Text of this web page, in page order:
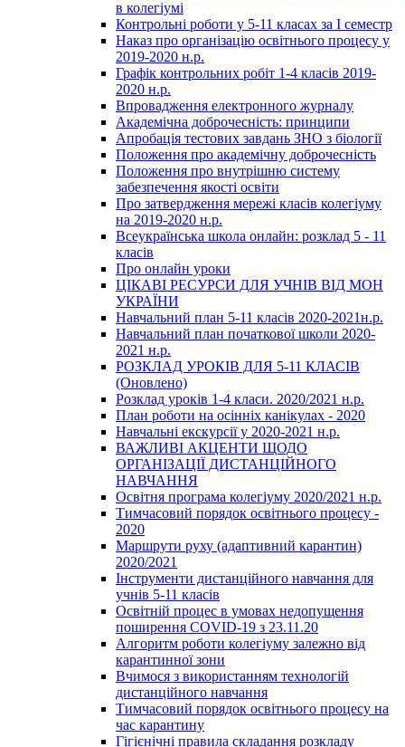
в колегіумі
Контрольні роботи у 5-11 класах за І семестр
Наказ про організацію освітнього процесу у
2019-2020 н.р.
Графік контрольних робіт 1-4 класів 2019-
2020 н.р.
Впровадження електронного журналу
Академічна доброчесність: принципи
Апробація тестових завдань ЗНО з біології
Положення про академічну доброчесність
Положення про внутрішню систему
забезпечення якості освіти
Про затвердження мережі класів колегіуму
на 2019-2020 н.р.
Всеукраїнська школа онлайн: розклад 5 - 11
класів
Про онлайн уроки
ЦІКАВІ РЕСУРСИ ДЛЯ УЧНІВ ВІД МОН
УКРАЇНИ
Навчальний план 5-11 класів 2020-2021н.р.
Навчальний план початкової школи 2020-
2021 н.р.
РОЗКЛАД УРОКІВ ДЛЯ 5-11 КЛАСІВ
(Оновлено)
Розклад уроків 1-4 класи. 2020/2021 н.р.
План роботи на осінніх канікулах - 2020
Навчальні екскурсії у 2020-2021 н.р.
ВАЖЛИВІ АКЦЕНТИ ЩОДО
ОРГАНІЗАЦІЇ ДИСТАНЦІЙНОГО
НАВЧАННЯ
Освітня програма колегіуму 2020/2021 н.р.
Тимчасовий порядок освітнього процесу -
2020
Маршрути руху (адаптивний карантин)
2020/2021
Інструменти дистанційного навчання для
учнів 5-11 класів
Освітній процес в умовах недопущення
поширення COVID-19 з 23.11.20
Алгоритм роботи колегіуму залежно від
карантинної зони
Вчимося з використанням технологій
дистанційного навчання
Тимчасовий порядок освітнього процесу на
час карантину
Гігієнічні правила складання розкладу